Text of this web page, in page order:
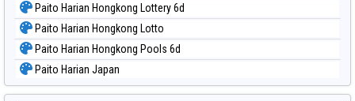
Paito Harian Hongkong Lottery 6d
Paito Harian Hongkong Lotto
Paito Harian Hongkong Pools 6d
Paito Harian Japan
Paito Harian Japan 6d